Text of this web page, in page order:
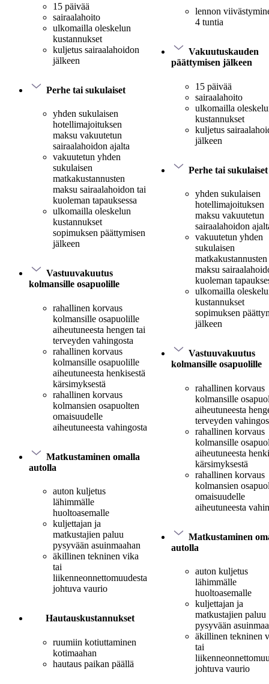
15 päivää
sairaalahoito
ulkomailla oleskelun
kustannukset
kuljetus sairaalahoidon
jälkeen
Perhe tai sukulaiset
yhden sukulaisen
hotellimajoituksen
maksu vakuutetun
sairaalahoidon ajalta
vakuutetun yhden
sukulaisen
matkakustannusten
maksu sairaalahoidon tai
kuoleman tapauksessa
ulkomailla oleskelun
kustannukset
sopimuksen päättymisen
jälkeen
Vastuuvakuutus
kolmansille osapuolille
rahallinen korvaus
kolmansille osapuolille
aiheutuneesta hengen tai
terveyden vahingosta
rahallinen korvaus
kolmansille osapuolille
aiheutuneesta henkisestä
kärsimyksestä
rahallinen korvaus
kolmansien osapuolten
omaisuudelle
aiheutuneesta vahingosta
Matkustaminen omalla
autolla
auton kuljetus
lähimmälle
huoltoasemalle
kuljettajan ja
matkustajien paluu
pysyvään asuinmaahan
äkillinen tekninen vika
tai
liikenneonnettomuudesta
johtuva vaurio
Hautauskustannukset
ruumiin kotiuttaminen
kotimaahan
hautaus paikan päällä
lennon
4 tuntia
Vakuutuskauden
päättymisen jälkeen
15 päivää
sairaalahoito
ulkomailla
kustannukset
kuljetus
jälkeen
Perhe tai sukulaiset
yhden sukulaisen
hotellimajoituksen
maksu vakuutetun
sairaalahoidon
vakuutetun yhden
sukulaisen
matkakustannusten
maksu
kuoleman
ulkomailla
kustannukset
sopimuksen
jälkeen
Vastuuvakuutus
kolmansille osapuolille
rahallinen korvaus
kolmansille
aiheutuneesta
terveyden
rahallinen korvaus
kolmansille
aiheutuneesta
kärsimyksestä
rahallinen korvaus
kolmansien
omaisuudelle
aiheutuneesta
Matkustaminen
autolla
auton kuljetus
lähimmälle
huoltoasemalle
kuljettajan ja
matkustajien paluu
pysyvään
äkillinen tekninen
tai
johtuva vaurio